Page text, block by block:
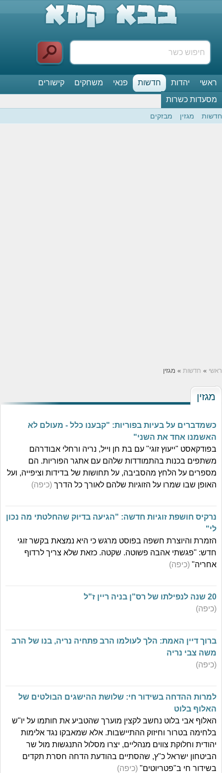
ראשי יהדות חדשות פנאי משחקים
קישורים
מסעדות כשרות
חדשות מגזין מבזקים
ראשי » חדשות » מגזין
מגזין
כשמדברים על בעיות בפוריות: "קבענו כלל - מעולם לא
האשמנו אחד את השני"
בפודקאסט "ייעוץ זוגי" עם בת חן וייל, נריה ורחלי אבודרהם
משתפים בכנות בהתמודדות שלהם עם אתגר הפוריות. הם
מספרים על הלחץ מהסביבה, על תחושות של בדידות וציפייה, ועל
האופן שבו שמרו על הזוגיות שלהם לאורך כל הדרך (כיפה)
נרקיס חושפת זוגיות חדשה: "הגיעה בדיוק שהחלטתי מה נכון
לי"
הזמרת והיוצרת חשפה בפוסט מרגש כי היא נמצאת בקשר זוגי
חדש: "פגשתי אהבה פשוטה. שקטה. כזאת שלא צריך לרדוף
אחריה" (כיפה)
20 שנה לנפילתו של רס"ן בניה ריין ז"ל
(כיפה)
ברוך דיין האמת: הלך לעולמו הרב פתחיה נריה, בנו של הרב
משה צבי נריה
(כיפה)
למרות ההדחה בשידור חי: שלושת ההישגים הבולטים של
האלוף בלוט
האלוף אבי בלוט נחשב לקצין מוערך שהטביע את חותמו על יו"ש
בלחימה בטרור וחיזוק ההתיישבות. אלא שמאבקו נגד אלימות
יהודית וחלוקת צווים מנהליים, יצרו מסלול התנגשות מול שר
הביטחון ישראל כ"ץ, שהסתיים בהודעת הדחה חסרת תקדים
בשידור חי ב"פטריוטים" (כיפה)